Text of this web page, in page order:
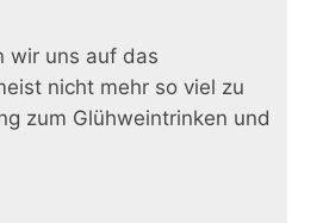
wir uns auf das
nicht mehr so viel zu
zum Glühweintrinken und